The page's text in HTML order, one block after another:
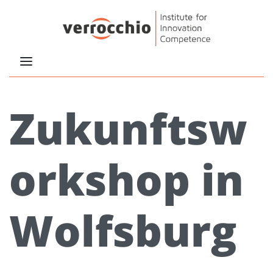
Zukunftsw
orkshop in
Wolfsburg